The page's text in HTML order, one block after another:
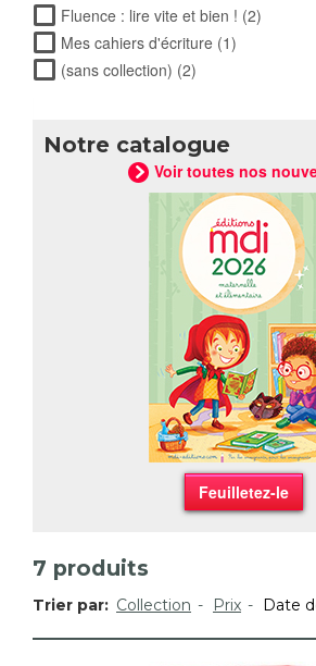
Fluence : lire vite et bien ! (2)
Mes cahiers d'écriture (1)
(sans collection) (2)
Notre catalogue
Voir toutes nos
Feuilletez-le
7 produits
Trier par: Collection Prix Date